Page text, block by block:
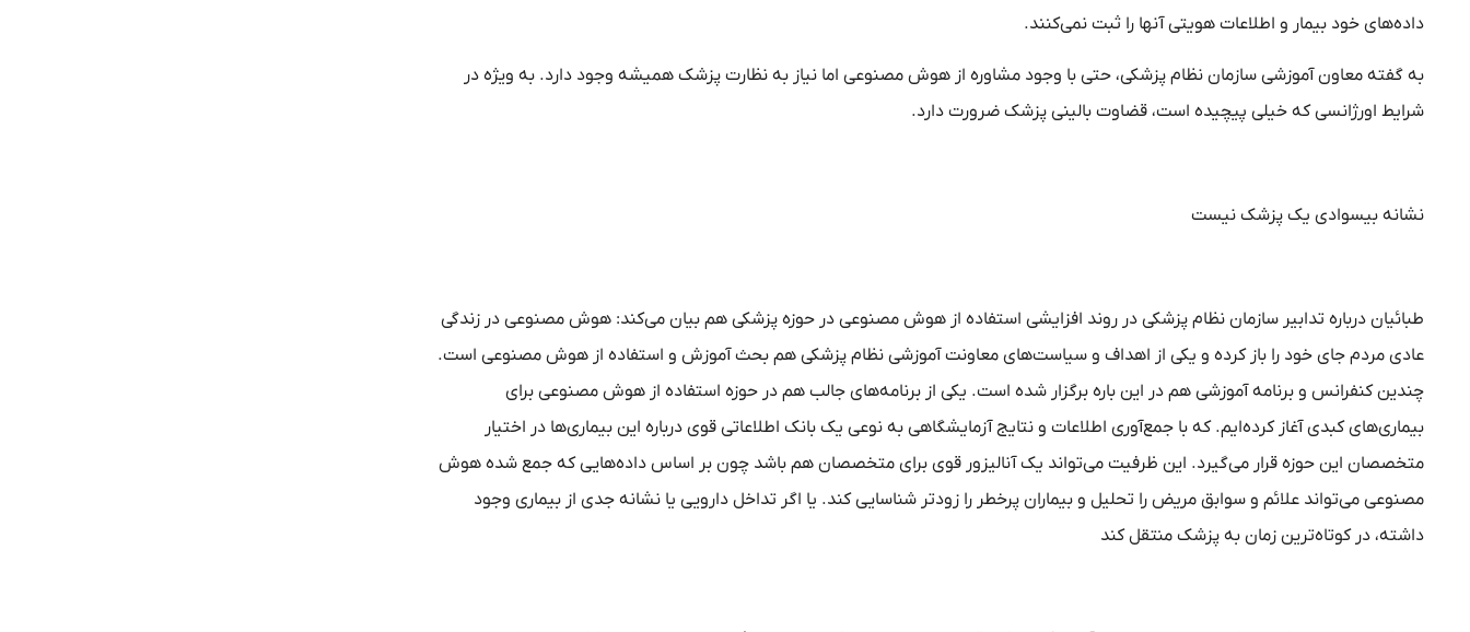
داده‌های خود بیمار و اطلاعات هویتی آنها را ثبت نمی‌کنند.
به گفته معاون آموزشی سازمان نظام پزشکی، حتی با وجود مشاوره از هوش‌ مصنوعی اما نیاز به نظارت پزشک همیشه وجود دارد. به ویژه در
شرایط اورژانسی که خیلی پیچیده است، قضاوت بالینی پزشک ضرورت دارد.
نشانه بیسوادی یک پزشک نیست
طبائیان درباره تدابیر سازمان نظام پزشکی در روند افزایشی استفاده از هوش مصنوعی در حوزه پزشکی هم بیان می‌کند: هوش مصنوعی در زندگی
عادی مردم جای خود را باز کرده و یکی از اهداف و سیاست‌های معاونت آموزشی نظام پزشکی هم بحث آموزش و استفاده از هوش مصنوعی است.
چندین کنفرانس و برنامه آموزشی هم در این باره برگزار شده است. یکی از برنامه‌های جالب هم در حوزه استفاده از هوش مصنوعی برای
بیماری‌های کبدی آغاز کرده‌ایم. که با جمع‌آوری اطلاعات و نتایج آزمایشگاهی به نوعی یک بانک اطلاعاتی قوی درباره این بیماری‌ها در اختیار
متخصصان این حوزه قرار می‌گیرد. این ظرفیت می‌تواند یک آنالیزور قوی برای متخصصان هم باشد چون بر اساس داده‌هایی که جمع شده هوش
مصنوعی می‌تواند علائم و سوابق مریض را تحلیل و بیماران پرخطر را زودتر شناسایی کند. یا اگر تداخل دارویی یا نشانه جدی از بیماری وجود
داشته، در کوتاه‌ترین زمان به پزشک منتقل کند